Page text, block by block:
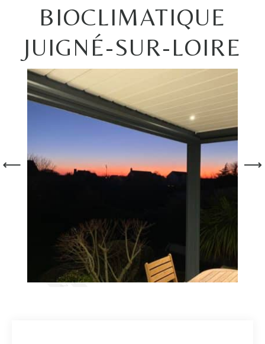
BIOCLIMATIQUE
JUIGNÉ-SUR-LOIRE